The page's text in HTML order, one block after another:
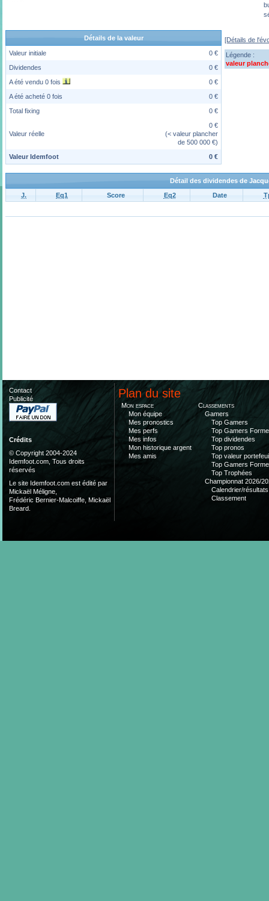
Détails de la valeur
Valeur initiale
0 €
Dividendes
0 €
A été vendu 0 fois
0 €
A été acheté 0 fois
0 €
Total fixing
0 €
Valeur réelle
0 €
(< valeur plancher
de 500 000 €)
Valeur Idemfoot
0 €
[Détails de
Légende :
valeur
Détail des dividendes de
J.
Eq1 Score Eq2 Date
Contact
Publicité
Crédits
© Copyright 2004-2024
Idemfoot.com, Tous droits
réservés
Le site Idemfoot.com est édité par
Mickaël Méligne,
Frédéric Bernier-Malcoiffe, Mickaël
Breard.
Plan du site
Mon espace
Mon équipe
Mes pronostics
Mes perfs
Mes infos
Mon historique argent
Mes amis
Classements
Gamers
Top Gamers
Top Gamers Forme
Top dividendes
Top pronos
Top valeur
Top Gamers Forme
Top Trophées
Championnat 2026/
Calendrier/résultats
Classement